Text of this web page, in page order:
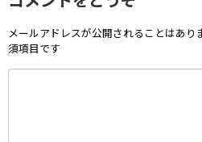
メールアドレスが公開されることはあり
須項目です